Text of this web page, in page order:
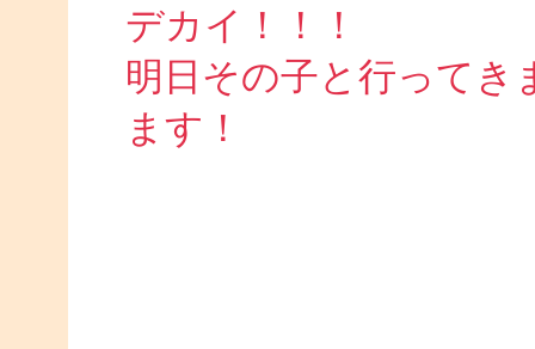
デカイ！！！
明日その子と行ってき
ます！